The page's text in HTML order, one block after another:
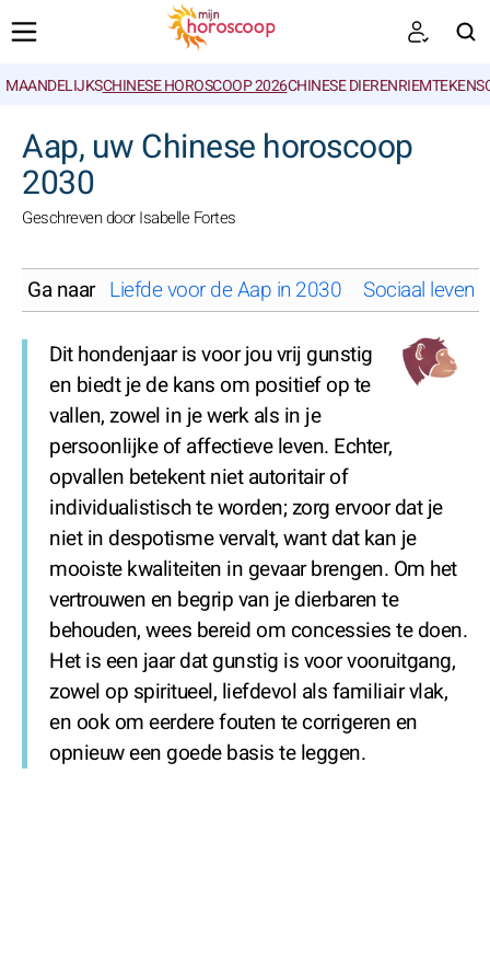
MAANDELIJKSCHINESE HOROSCOOP 2026CHINESE DIERENRIEMTEKENS
Aap, uw Chinese horoscoop
2030
Geschreven door Isabelle Fortes
Ga naar Liefde voor de Aap in 2030 Sociaal leven
Dit hondenjaar is voor jou vrij gunstig
en biedt je de kans om positief op te
vallen, zowel in je werk als in je
persoonlijke of affectieve leven. Echter,
opvallen betekent niet autoritair of
individualistisch te worden; zorg ervoor dat je
niet in despotisme vervalt, want dat kan je
mooiste kwaliteiten in gevaar brengen. Om het
vertrouwen en begrip van je dierbaren te
behouden, wees bereid om concessies te doen.
Het is een jaar dat gunstig is voor vooruitgang,
zowel op spiritueel, liefdevol als familiair vlak,
en ook om eerdere fouten te corrigeren en
opnieuw een goede basis te leggen.